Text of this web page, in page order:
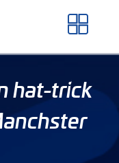
hat-trick